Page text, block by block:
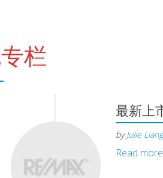
栏
最新上
byJulie Liang
Read more